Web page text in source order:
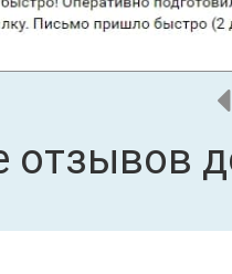
отзывов